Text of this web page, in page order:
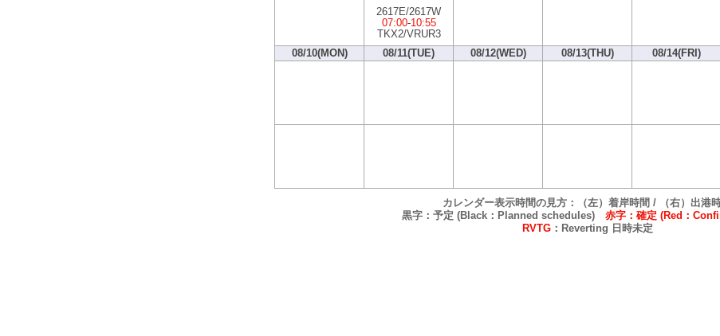
2617E/2617W
07:00-10:55
TKX2/VRUR3
08/10(MON)
08/11(TUE) 08/12(WED) 08/13(THU) 08/14(FRI)
カレンダー表示時間の見方：（左）着岸時間 / （右）出港
黒字：予定 (Black：Planned schedules) 赤字：確定 (Red：
RVTG：Reverting 日時未定